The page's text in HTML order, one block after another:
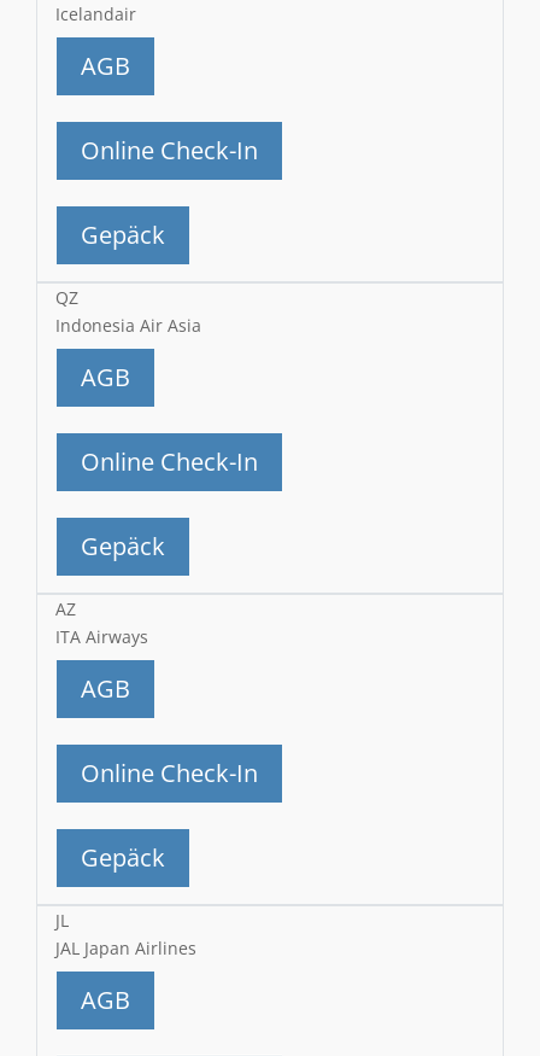
Icelandair
AGB
Online Check-In
Gepäck
QZ
Indonesia Air Asia
AGB
Online Check-In
Gepäck
AZ
ITA Airways
AGB
Online Check-In
Gepäck
JL
JAL Japan Airlines
AGB